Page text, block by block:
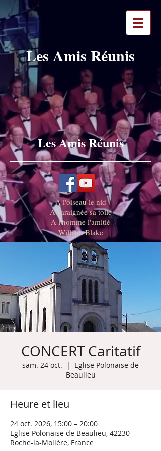
Les Amis Réunis
Les Amis Réunis
A l'oiseau le nid
A l'araignée sa toile
A l'homme l'amitié
William Blake
CONCERT Caritatif
sam. 24 oct.
  |
Eglise Polonaise de
Beaulieu
Heure et lieu
24 oct. 2026, 15:00 – 20:00
Eglise Polonaise de Beaulieu, 42230
Roche-la-Molière, France